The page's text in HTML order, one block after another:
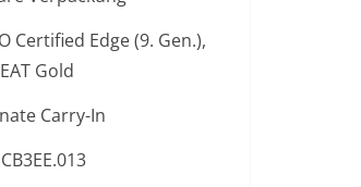
Certified Edge (9. Gen.),
Gold
Carry-In